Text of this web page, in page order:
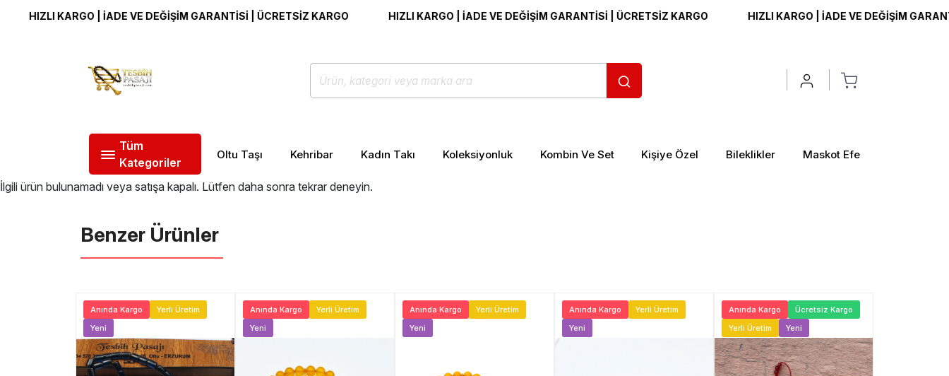
HIZLI KARGO | İADE VE DEĞİŞİM GARANTİSİ | ÜCRETSİZ KARGO HIZLI KARGO | İADE VE DEĞİŞİM GARANTİSİ | ÜCRETSİZ KARGO HIZLI KARGO | İADE VE DEĞİŞİM
Tüm
Kategoriler
Oltu Taşı Kehribar Kadın Takı Koleksiyonluk Kombin Ve Set Kişiye Özel Bileklikler Maskot Efe
İlgili ürün bulunamadı veya satışa kapalı. Lütfen daha sonra tekrar deneyin.
Benzer Ürünler ️
Anında Kargo
Yerli Üretim
Yeni
Anında Kargo
Yerli Üretim
Yeni
Anında Kargo
Yerli Üretim
Yeni
Anında Kargo
Yerli Üretim
Yeni
Anında Kargo
Ücretsiz Kargo
Yerli Üretim
Yeni